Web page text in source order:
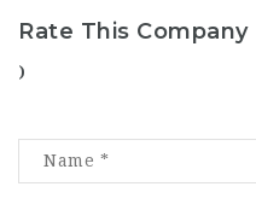
Rate This Company
)